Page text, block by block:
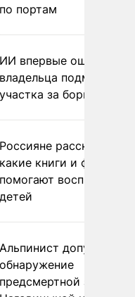
по портам
ИИ впервые
владельца
участка за борщевик
Россияне рассказали,
какие книги и фильмы
помогают воспитывать
детей
Альпинист допустил
обнаружение
предсмертной записки